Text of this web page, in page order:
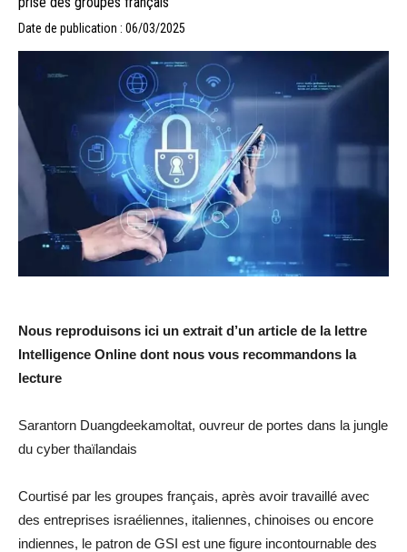
Date de publication : 06/03/2025
Nous reproduisons ici un extrait d’un article de la lettre
Intelligence Online dont nous vous recommandons la
lecture
Sarantorn Duangdeekamoltat, ouvreur de portes dans la jungle
du cyber thaïlandais
Courtisé par les groupes français, après avoir travaillé avec
des entreprises israéliennes, italiennes, chinoises ou encore
indiennes, le patron de GSI est une figure incontournable des